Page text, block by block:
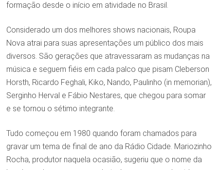
formação desde o início em atividade no Brasil.
Considerado um dos melhores shows nacionais, Roupa
Nova atrai para suas apresentações um público dos mais
diversos. São gerações que atravessaram as mudanças na
música e seguem fiéis em cada palco que pisam Cleberson
Horsth, Ricardo Feghali, Kiko, Nando, Paulinho (in memorian),
Serginho Herval e Fábio Nestares, que chegou para somar
e se tornou o sétimo integrante.
Tudo começou em 1980 quando foram chamados para
gravar um tema de final de ano da Rádio Cidade. Mariozinho
Rocha, produtor naquela ocasião, sugeriu que o nome da